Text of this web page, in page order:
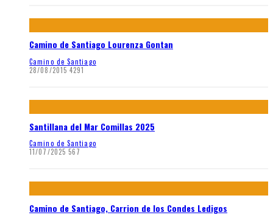
Camino de Santiago Lourenza Gontan
Camino de Santiago
28/08/2015 4291
Santillana del Mar Comillas 2025
Camino de Santiago
11/07/2025 567
Camino de Santiago, Carrion de los Condes Ledigos